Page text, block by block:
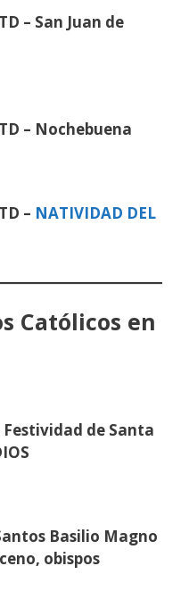
– San Juan de
– Nochebuena
– NATIVIDAD DEL
Católicos en
Festividad de Santa
Basilio Magno
obispos